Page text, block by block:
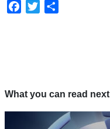
Facebook
Twitter
What you can read next